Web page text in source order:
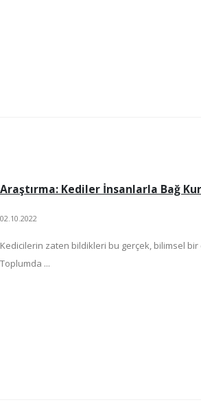
Araştırma: Kediler İnsanlarla Bağ
02.10.2022
Kedicilerin zaten bildikleri bu gerçek, bilimsel bir
Toplumda ...